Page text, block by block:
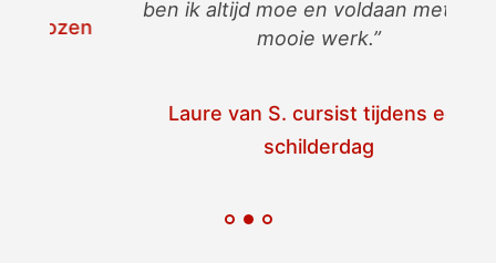
ben ik altijd moe en voldaan met mijn
mooie werk.”
Laure van S. cursist tijdens een
schilderdag